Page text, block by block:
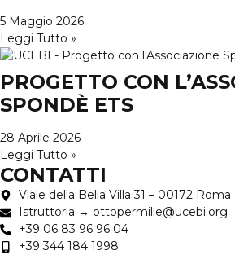
5 Maggio 2026
Leggi Tutto »
PROGETTO CON
SPONDÈ ETS
28 Aprile 2026
Leggi Tutto »
CONTATTI
Viale della Bella Villa 31 – 00172 Roma
Istruttoria → ottopermille@ucebi.org
+39 06 83 96 96 04
+39 344 184 1998